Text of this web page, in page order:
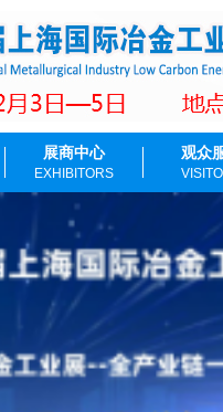
展商中心
EXHIBITORS
观众